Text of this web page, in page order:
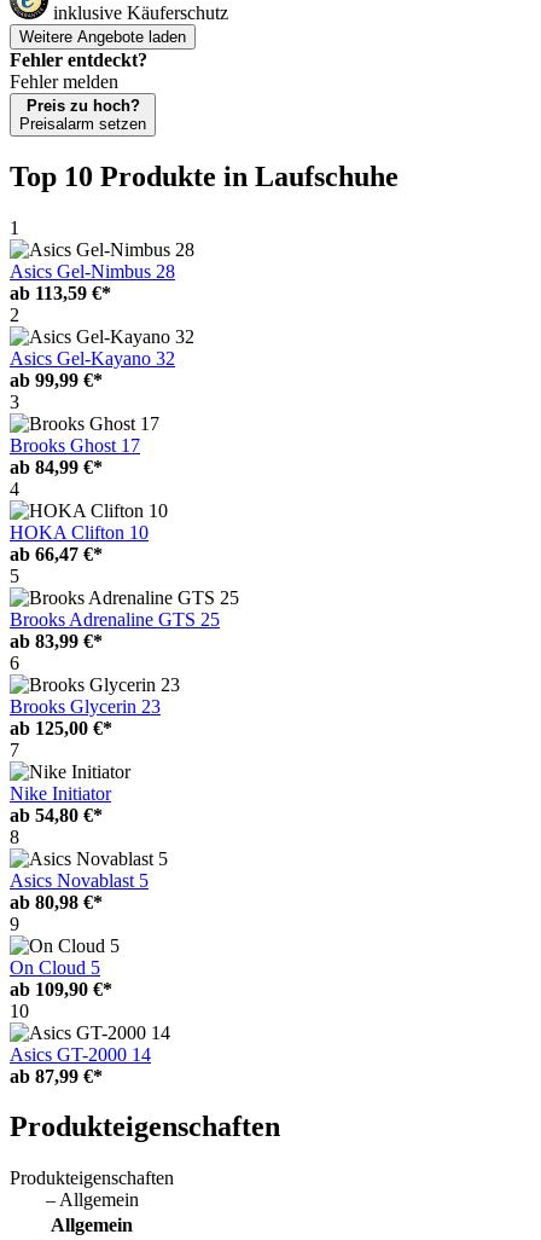
inklusive Käuferschutz
Weitere Angebote laden
Fehler entdeckt?
Fehler melden
Preis zu hoch?
Preisalarm setzen
Top 10 Produkte in Laufschuhe
1
Asics Gel-Nimbus 28
ab 113,59 €*
2
Asics Gel-Kayano 32
ab 99,99 €*
3
Brooks Ghost 17
ab 84,99 €*
4
HOKA Clifton 10
ab 66,47 €*
5
Brooks Adrenaline GTS 25
ab 83,99 €*
6
Brooks Glycerin 23
ab 125,00 €*
7
Nike Initiator
ab 54,80 €*
8
Asics Novablast 5
ab 80,98 €*
9
On Cloud 5
ab 109,90 €*
10
Asics GT-2000 14
ab 87,99 €*
Produkteigenschaften
Produkteigenschaften
– Allgemein
Allgemein